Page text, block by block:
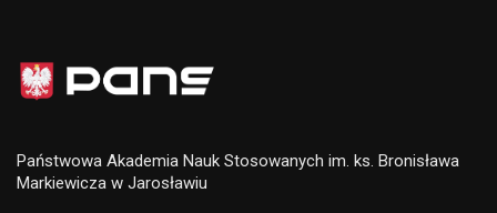
Państwowa Akademia Nauk Stosowanych im. ks. Bronisława
Markiewicza w Jarosławiu